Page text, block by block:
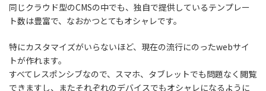
同じクラウド型のCMSの中でも、独自で提供しているテンプレー
ト数は豊富で、なおかつとてもオシャレです。
特にカスタマイズがいらないほど、現在の流行にのったwebサイ
トが作れます。
すべてレスポンシブなので、スマホ、タブレットでも問題なく閲覧
できますし、またそれぞれのデバイスでもオシャレになるように